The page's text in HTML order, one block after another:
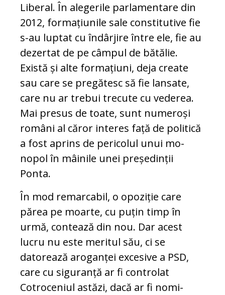
Liberal. În alegerile parlamentare din
2012, formațiunile sale constitutive fie
s-au luptat cu îndârjire între ele, fie au
dezertat de pe câmpul de bătălie.
Există și alte formațiuni, deja create
sau care se pre­gătesc să fie lansate,
care nu ar trebui tre­cute cu vederea.
Mai presus de toate, sunt numeroși
români al căror interes față de politică
a fost aprins de pericolul unui mo­
nopol în mâinile unei președinții
Ponta.
În mod remarcabil, o opoziție care
părea pe moarte, cu puțin timp în
urmă, con­tează din nou. Dar acest
lucru nu este me­ritul său, ci se
datorează aroganței ex­ce­si­ve a PSD,
care cu siguranță ar fi con­trolat
Cotroceniul astăzi, dacă ar fi no­mi­